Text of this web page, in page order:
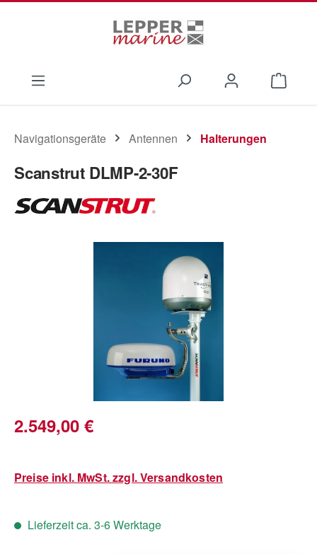
Navigationsgeräte Antennen Halterungen
Scanstrut DLMP-2-30F
Regulärer Preis:
2.549,00 €
Preise inkl. MwSt. zzgl. Versandkosten
Lieferzeit ca. 3-6 Werktage